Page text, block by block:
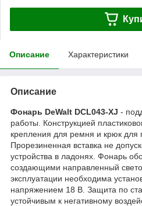
Описание Характеристики
Описание
Фонарь DeWalt DCL043-XJ -
работы. Конструкцией
крепления для ремня и крюк для
Прорезиненная вставка не
устройства в ладонях. Фонарь
создающими направленный
эксплуатации необходима
напряжением 18 В. Защита по
устойчивым к негативному